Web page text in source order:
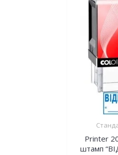
Printer
штамп